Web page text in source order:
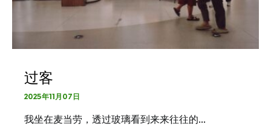
过客
2025年11月07日
我坐在麦当劳，透过玻璃看到来来往往的…